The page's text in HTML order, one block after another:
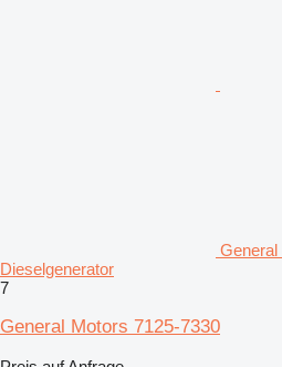
General
Dieselgenerator
7
General Motors 7125-7330